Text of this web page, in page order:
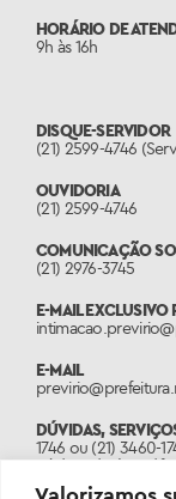
HORÁRIO DE
9h às 16h
DISQUE-SERVIDOR
(21) 2599-4746
OUVIDORIA
(21) 2599-4746
COMUNICAÇÃO
(21) 2976-3745
E-MAIL
E-MAIL
DÚVIDAS,
1746 ou (21) 3460-
código de área